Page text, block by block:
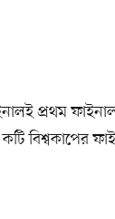
প্রথম ফাইনাল
বিশ্বকাপের